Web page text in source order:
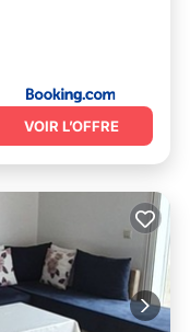
VOIR L’OFFRE